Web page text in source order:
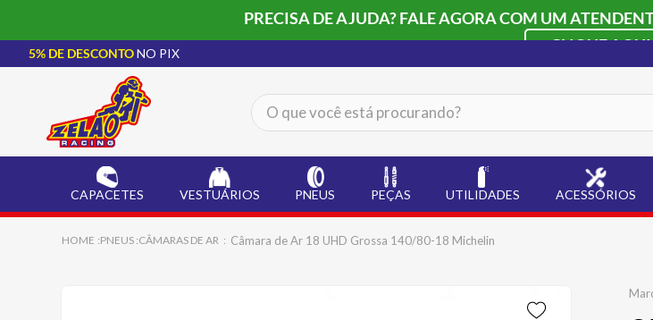
PRECISA DE AJUDA? FALE AGORA COM UM
CLIQUE AQUI
5% DE DESCONTONO PIX
O que você está procurando?
CAPACETES VESTUÁRIOS PNEUS PEÇAS UTILIDADES ACESSÓRIOS
PNEUS CÂMARAS DE AR Câmara de Ar 18 UHD Grossa 140/80-18 Michelin
CAPACETE LS2
2º BOTA
3º JAQUETA